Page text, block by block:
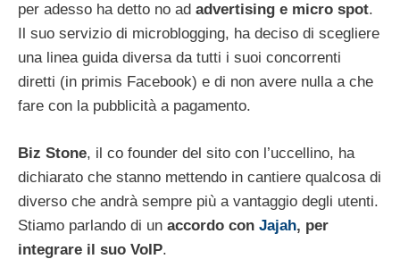
per adesso ha detto no ad advertising e micro spot.
Il suo servizio di microblogging, ha deciso di scegliere
una linea guida diversa da tutti i suoi concorrenti
diretti (in primis Facebook) e di non avere nulla a che
fare con la pubblicità a pagamento.
Biz Stone, il co founder del sito con l’uccellino, ha
dichiarato che stanno mettendo in cantiere qualcosa di
diverso che andrà sempre più a vantaggio degli utenti.
Stiamo parlando di un accordo con Jajah, per
integrare il suo VoIP.